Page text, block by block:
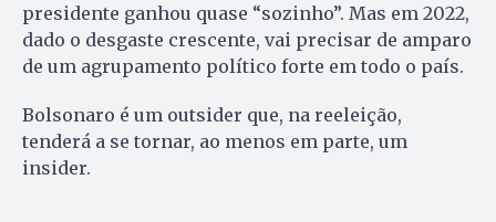
presidente ganhou quase “sozinho”. Mas em 2022,
dado o desgaste crescente, vai precisar de amparo
de um agrupamento político forte em todo o país.
Bolsonaro é um outsider que, na reeleição,
tenderá a se tornar, ao menos em parte, um
insider.